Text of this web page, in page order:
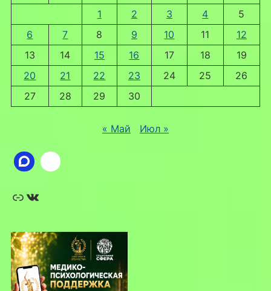
1
2 3 4
5
6
7 8 9 10 11
12
13
14 15 16 17 18
19
20
21 22 23 24 25
26
27
28 29 30
« Май Июл »
Ссылка